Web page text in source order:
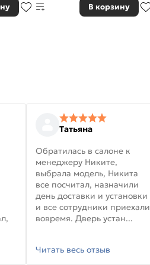
В корзину
Татьяна
Обратилась в салоне к
менеджеру Никите,
выбрала модель, Никита
все посчитал, назначили
день доставки и установки
и все сотрудники приехали
вовремя. Дверь устан...
Читать весь отзыв